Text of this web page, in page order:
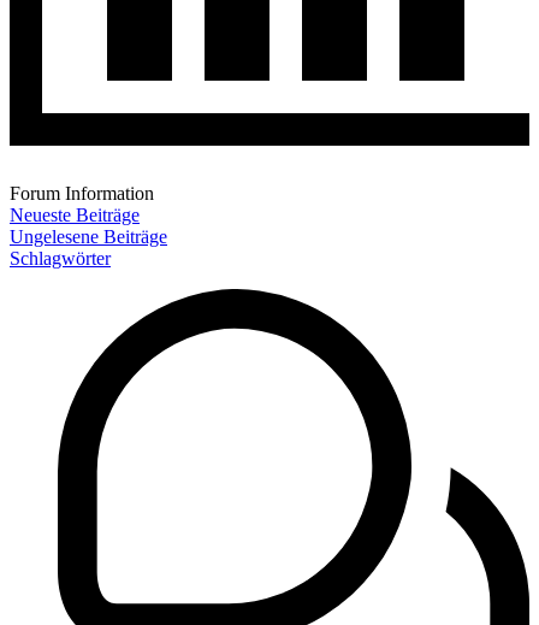
Forum Information
Neueste Beiträge
Ungelesene Beiträge
Schlagwörter